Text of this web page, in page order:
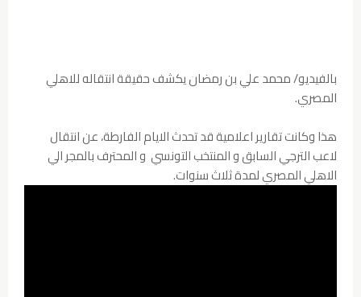
بالفيديو/ محمد علي بن رمضان يكشف حقيقة انتقاله للاهلي
المصري.
هذا وكانت تقارير اعلامية قد تحدث الايام الفارطة، عن انتقال
لاعب الترجي السابق و المنتخب التونسي و المحترف بالمجر الي
الاهلي المصري لمدة ثلاث سنوات.